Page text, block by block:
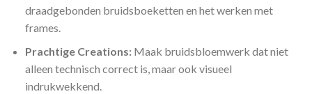
draadgebonden bruidsboeketten en het werken met
frames.
Prachtige Creations:Maak bruidsbloemwerk dat niet
alleen technisch correct is, maar ook visueel
indrukwekkend.